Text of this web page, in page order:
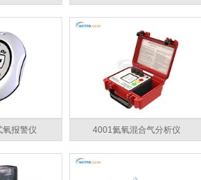
氧报警仪 4001氦氧混合气分析仪